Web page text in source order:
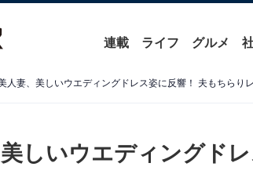
連載 ライフ グルメ
しいウエディングドレ